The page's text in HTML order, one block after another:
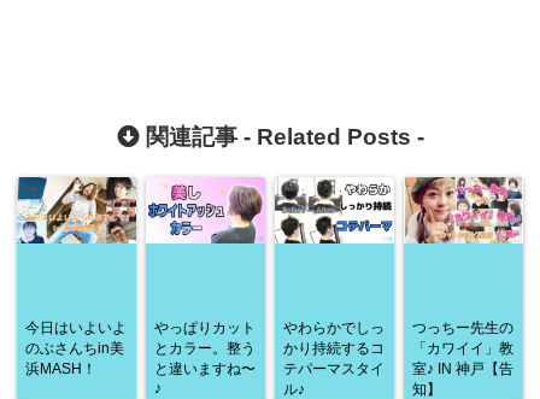
関連記事 - Related Posts -
今日はいよいよ
のぶさんちin美
浜MASH！
やっぱりカット
とカラー。整う
と違いますね〜
♪
やわらかでしっ
かり持続するコ
テパーマスタイ
ル♪
つっちー先生の
「カワイイ」教
室♪ IN 神戸【告
知】